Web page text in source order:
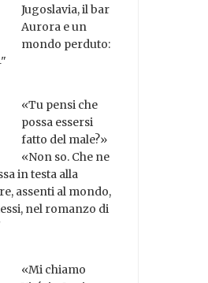
Jugoslavia, il bar
Aurora e un
mondo perduto:
«Tu pensi che
possa essersi
fatto del male?»
«Non so. Che ne
in testa alla
assenti al mondo,
nel romanzo di
«Mi chiamo